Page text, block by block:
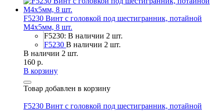
F5230 Винт с головкой под шестигранник, потайной
М4х5мм, 8 шт.
F5230: В наличии 2 шт.
F5230 В наличии 2 шт.
В наличии 2 шт.
160 р.
В корзину
Товар добавлен в корзину
F5230 Винт с головкой под шестигранник, потайной